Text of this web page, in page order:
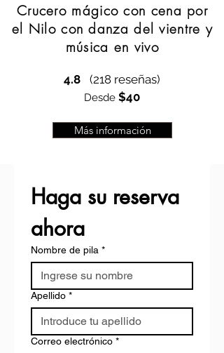
Crucero mágico con cena por
el Nilo con danza del vientre y
música en vivo
4.8 (218 reseñas)
Desde $40
Más información
Haga su reserva
ahora
Nombre de pila *
Apellido *
Correo electrónico *